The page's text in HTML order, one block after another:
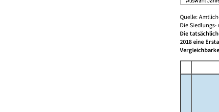
Quelle:
Die
Die
2018 eine